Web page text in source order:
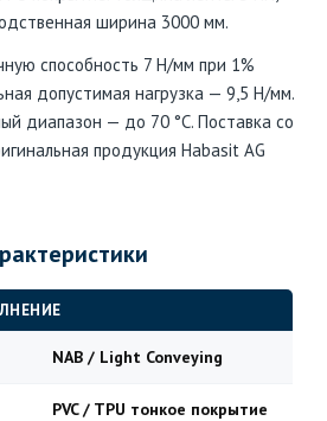
ширина 3000 мм.
способность 7 Н/мм при 1%
допустимая нагрузка — 9,5 Н/мм.
диапазон — до 70 °C. Поставка со
продукция Habasit AG
NAB / Light Conveying
PVC / TPU тонкое покрытие